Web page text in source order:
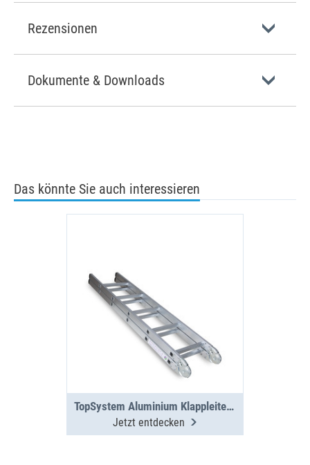
Rezensionen
Dokumente & Downloads
Das könnte Sie auch interessieren
TopSystem Aluminium Klappleiter 3000 mm
Jetzt entdecken